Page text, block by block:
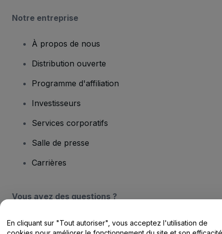
Notre entreprise
À propos de nous
Distribution ouverte
Programme d'affiliation
Investisseurs
Services corporatifs
Salle de presse
Carrières
Vous avez des questions ?
Centre d'assistance / Nous contacter
En cliquant sur "Tout autoriser", vous acceptez l'utilisation de